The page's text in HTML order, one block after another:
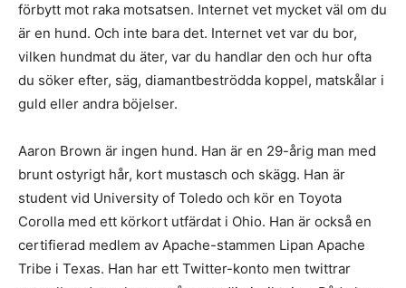
förbytt mot raka motsatsen. Internet vet mycket väl om du
är en hund. Och inte bara det. Internet vet var du bor,
vilken hundmat du äter, var du handlar den och hur ofta
du söker efter, säg, diamantbeströdda koppel, matskålar i
guld eller andra böjelser.
Aaron Brown är ingen hund. Han är en 29-årig man med
brunt ostyrigt hår, kort mustasch och skägg. Han är
student vid University of Toledo och kör en Toyota
Corolla med ett körkort utfärdat i Ohio. Han är också en
certifierad medlem av Apache-stammen Lipan Apache
Tribe i Texas. Han har ett Twitter-konto men twittrar